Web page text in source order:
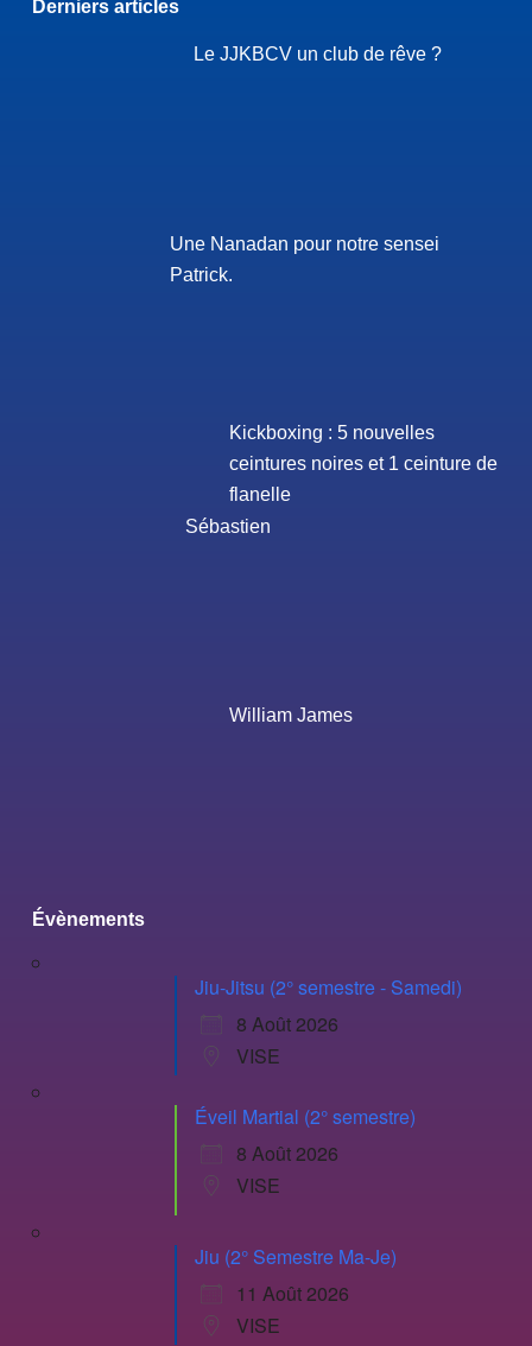
Derniers articles
Le JJKBCV un club de rêve ?
Une Nanadan pour notre sensei
Patrick.
Kickboxing : 5 nouvelles
ceintures noires et 1 ceinture de
flanelle
Sébastien
William James
Évènements
Jiu-Jitsu (2° semestre - Samedi)
8 Août 2026
VISE
Éveil Martial (2° semestre)
8 Août 2026
VISE
Jiu (2° Semestre Ma-Je)
11 Août 2026
VISE